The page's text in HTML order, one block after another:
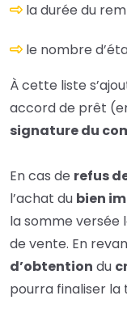
la durée du
le nombre
À cette liste
accord de prêt
signature du
En cas de refus
l’achat du bien
la somme versée
de vente. En
d’obtention du
pourra finaliser la